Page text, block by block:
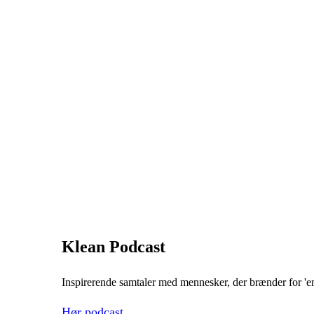
Klean Podcast
Inspirerende samtaler med mennesker, der brænder for